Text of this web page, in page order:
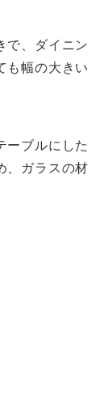
で、ダイニン
も幅の大きい
ーブルにした
、ガラスの材